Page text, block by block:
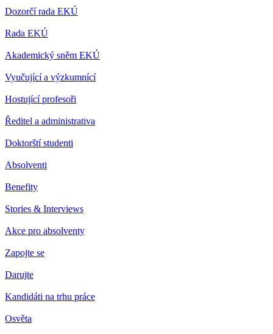
Dozorčí rada EKÚ
Rada EKÚ
Akademický sněm EKÚ
Vyučující a výzkumnící
Hostující profesoři
Ředitel a administrativa
Doktorští studenti
Absolventi
Benefity
Stories & Interviews
Akce pro absolventy
Zapojte se
Darujte
Kandidáti na trhu práce
Osvěta